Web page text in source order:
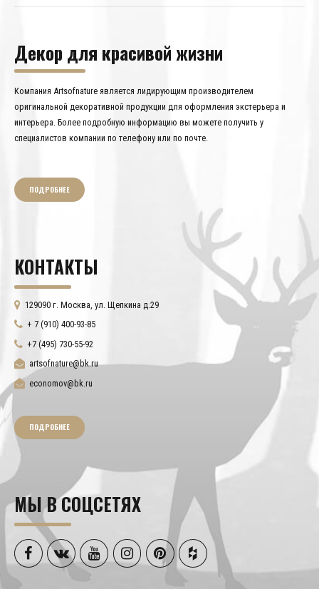
Декор для красивой жизни
Компания Artsofnature является лидирующим производителем
оригинальной декоративной продукции для оформления экстерьера и
интерьера. Более подробную информацию вы можете получить у
специалистов компании по телефону или по почте.
ПОДРОБНЕЕ
КОНТАКТЫ
129090 г. Москва, ул. Щепкина д.29
+ 7 (910) 400-93-85
+7 (495) 730-55-92
artsofnature@bk.ru
economov@bk.ru
ПОДРОБНЕЕ
МЫ В СОЦСЕТЯХ